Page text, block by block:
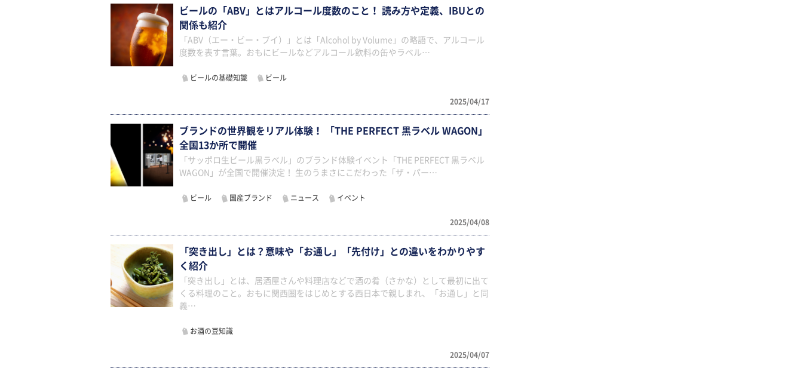
ビールの「ABV」とはアルコール度数のこと！ 読み方や定義、IBUとの
関係も紹介
「ABV（エー・ビー・ブイ）」とは「Alcohol by Volume」の略語で、アルコール
度数を表す言葉。おもにビールなどアルコール飲料の缶やラベル…
ビールの基礎知識 ビール
2025/04/17
ブランドの世界観をリアル体験！ 「THE PERFECT 黒ラベル WAGON」
全国13か所で開催
「サッポロ生ビール黒ラベル」のブランド体験イベント「THE PERFECT 黒ラベル
WAGON」が全国で開催決定！ 生のうまさにこだわった「ザ・パー…
ビール 国産ブランド ニュース イベント
2025/04/08
「突き出し」とは？意味や「お通し」「先付け」との違いをわかりやす
く紹介
「突き出し」とは、居酒屋さんや料理店などで酒の肴（さかな）として最初に出て
くる料理のこと。おもに関西圏をはじめとする西日本で親しまれ、「お通し」と同
義…
お酒の豆知識
2025/04/07